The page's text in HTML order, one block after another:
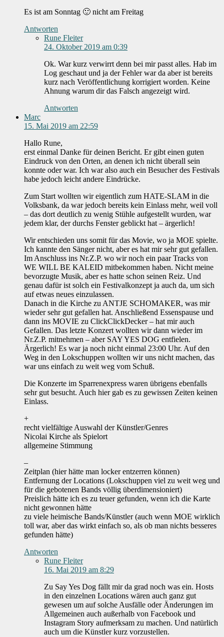
Es ist am Sonntag 🙂 nicht am Freitag
Antworten
Rune Fleiter
24. Oktober 2019 am 0:39
Ok. War kurz verwirrt denn bei mir passt alles. Hab im
Log geschaut und ja der Fehler war da aber ist bereits
kurz nach Veröffentlichung korrigiert worden. Keine
Ahnung warum dir das Falsch angezeigt wird.
Antworten
Marc
15. Mai 2019 am 22:59
Hallo Rune,
erst einmal Danke für deinen Bericht. Er gibt einen guten
Eindruck von den Orten, an denen ich nicht überall sein
konnte oder war. Ich war also auch ein Besucher des Festivals
habe jedoch leicht andere Eindrücke.
Zum Start wollten wir eigentlich zum HATE-SLAM in die
Volksbank, da war jedoch bereits kein Einlass mehr, weil voll
– das dort deutlich zu wenig Stühle aufgestellt wurden, war
jedem klar, der durchs Fenster geblickt hat – ärgerlich!
Wir entschieden uns somit für das Movie, wo ja MOE spielte.
Ich kannte den Sänger nicht, aber es hat mir sehr gut gefallen.
Im Anschluss ins Nr.Z.P. wo wir noch ein paar Tracks von
WE WILL BE KALEID mitbekommen haben. Nicht meine
bevorzugte Musik, aber es hatte schon seinen Reiz. Und
genau dafür ist solch ein Festivalkonzept ja auch da, um sich
auf etwas neues einzulassen.
Danach in die Kirche zu ANTJE SCHOMAKER, was mir
wieder sehr gut gefallen hat. Anschließend Essenspause und
dann ins MOVIE zu ClickClickDecker – hat mir auch
Gefallen. Das letzte Konzert wollten wir dann wieder im
Nr.Z.P. mitnehmen – aber SAY YES DOG entfielen.
Ärgerlich! Es war ja noch nicht einmal 23:00 Uhr. Auf den
Weg in den Lokschuppen wollten wir uns nicht machen, das
war uns einfach zu weit weg vom Schuß.
Die Konzerte im Sparrenexpress waren übrigens ebenfalls
sehr gut besucht. Auch hier gab es zu gewissen Zeiten keinen
Einlass.
+
recht vielfältige Auswahl der Künstler/Genres
Nicolai Kirche als Spielort
allgemeine Stimmung
–
Zeitplan (hier hätte man locker entzerren können)
Entfernung der Locations (Lokschuppen viel zu weit weg und
für die gebotenen Bands völlig überdimensioniert)
Preislich hätte ich es zu teuer gefunden, wenn ich die Karte
nicht gewonnen hätte
zu viele heimische Bands/Künstler (auch wenn MOE wirklich
toll war, aber das wirkt einfach so, als ob man nichts besseres
gefunden hätte)
Antworten
Rune Fleiter
16. Mai 2019 am 8:29
Zu Say Yes Dog fällt mir da grad noch was ein. Hosts
in den einzelnen Locations wären auch ganz gut
gewesen um auf solche Ausfälle oder Änderungen im
Allgemeinen auch außerhalb von Facebook und
Instagram Story aufmerksam zu machen. Und natürlich
auch um die Künstler kurz vorzustellen.